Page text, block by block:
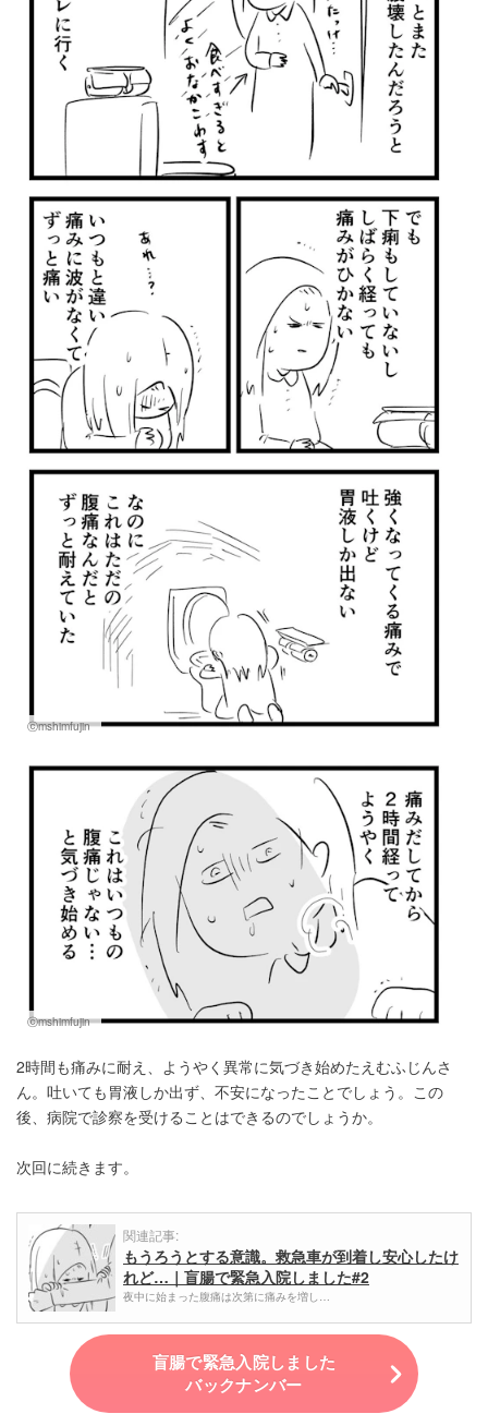
ⓒmshimfujin
ⓒmshimfujin
2時間も痛みに耐え、ようやく異常に気づき始めたえむふじんさ
ん。吐いても胃液しか出ず、不安になったことでしょう。この
後、病院で診察を受けることはできるのでしょうか。
次回に続きます。
関連記事:
もうろうとする意識。救急車が到着し安心したけ
れど…｜盲腸で緊急入院しました#2
夜中に始まった腹痛は次第に痛みを増し…
盲腸で緊急入院しました
バックナンバー